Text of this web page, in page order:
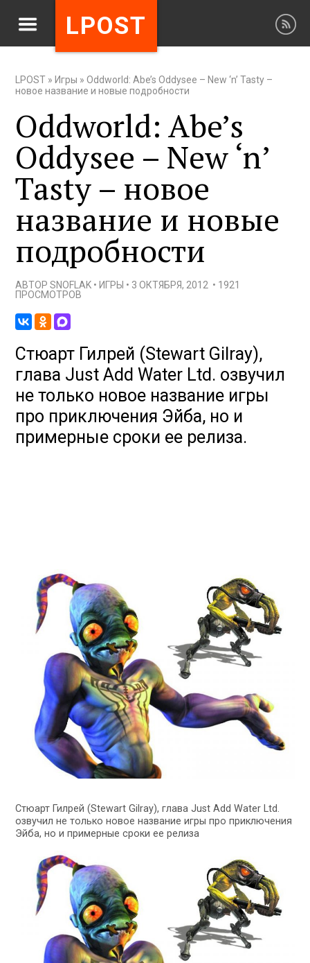
LPOST
LPOST » Игры »Oddworld: Abe’s Oddysee – New ‘n’ Tasty –
новое название и новые подробности
Oddworld: Abe’s
Oddysee – New ‘n’
Tasty – новое
название и новые
подробности
АВТОРSNOFLAK • ИГРЫ • 3 ОКТЯБРЯ, 2012 • 1921
ПРОСМОТРОВ
Стюарт Гилрей (Stewart Gilray),
глава Just Add Water Ltd. озвучил
не только новое название игры
про приключения Эйба, но и
примерные сроки ее релиза.
Стюарт Гилрей (Stewart Gilray), глава Just Add Water Ltd.
озвучил не только новое название игры про приключения
Эйба, но и примерные сроки ее релиза